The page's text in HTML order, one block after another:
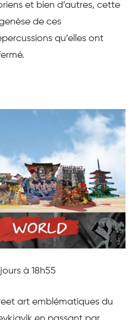
et bien d’autres, cette
de ces
qu’elles ont
à 18h55
art emblématiques du